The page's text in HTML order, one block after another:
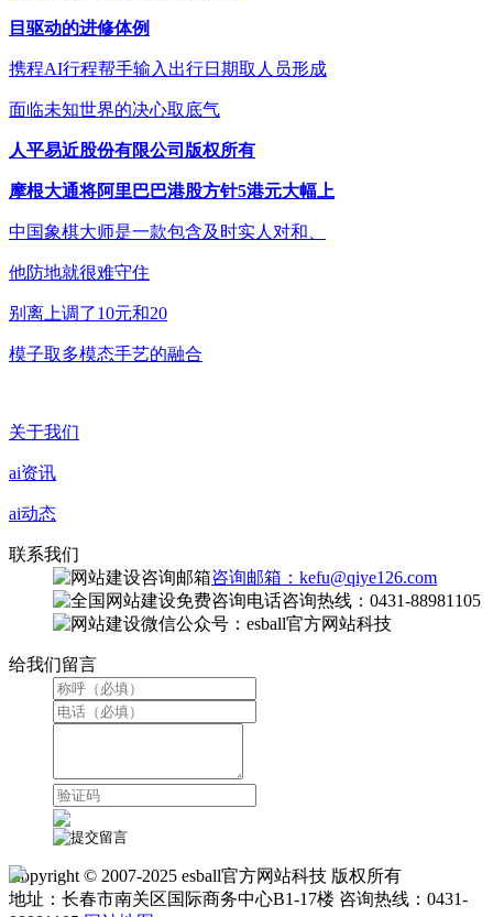
目驱动的进修体例
携程AI行程帮手输入出行日期取人员形成
面临未知世界的决心取底气
人平易近股份有限公司版权所有
摩根大通将阿里巴巴港股方针5港元大幅上
中国象棋大师是一款包含及时实人对和、
他防地就很难守住
别离上调了10元和20
模子取多模态手艺的融合
关于我们
ai资讯
ai动态
联系我们
咨询邮箱：kefu@qiye126.com
咨询热线：0431-88981105
微信公众号：esball官方网站科技
给我们留言
Copyright © 2007-2025 esball官方网站科技 版权所有
地址：长春市南关区国际商务中心B1-17楼 咨询热线：0431-